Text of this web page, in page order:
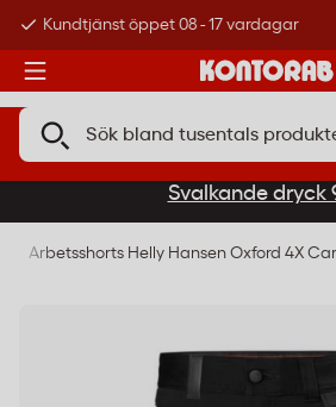
Kundtjänst öppet 08 - 17 vardagar
Svalkande dryck
Arbetsshorts Helly Hansen Oxford 4X